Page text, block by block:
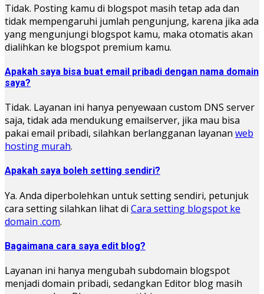
Tidak. Posting kamu di blogspot masih tetap ada dan
tidak mempengaruhi jumlah pengunjung, karena jika ada
yang mengunjungi blogspot kamu, maka otomatis akan
dialihkan ke blogspot premium kamu.
Apakah saya bisa buat email pribadi dengan nama domain
saya?
Tidak. Layanan ini hanya penyewaan custom DNS server
saja, tidak ada mendukung emailserver, jika mau bisa
pakai email pribadi, silahkan berlangganan layanan web
hosting murah.
Apakah saya boleh setting sendiri?
Ya. Anda diperbolehkan untuk setting sendiri, petunjuk
cara setting silahkan lihat di Cara setting blogspot ke
domain .com.
Bagaimana cara saya edit blog?
Layanan ini hanya mengubah subdomain blogspot
menjadi domain pribadi, sedangkan Editor blog masih